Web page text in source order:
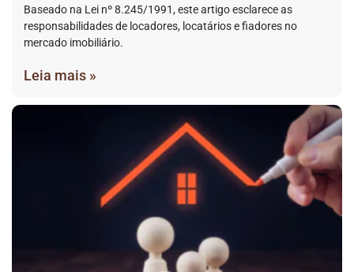
Baseado na Lei nº 8.245/1991, este artigo esclarece as
responsabilidades de locadores, locatários e fiadores no
mercado imobiliário.
Leia mais »